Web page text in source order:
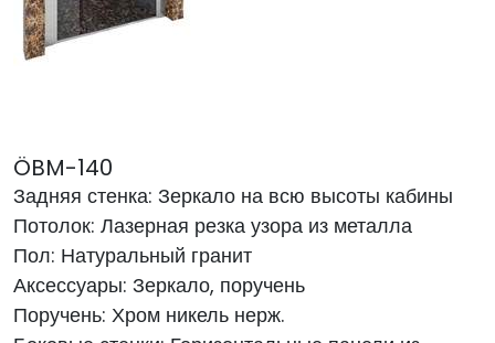
ÖBM-140
Задняя стенка: Зеркало на всю высоты кабины
Потолок: Лазерная резка узора из металла
Пол: Натуральный гранит
Аксессуары: Зеркало, поручень
Поручень: Хром никель нерж.